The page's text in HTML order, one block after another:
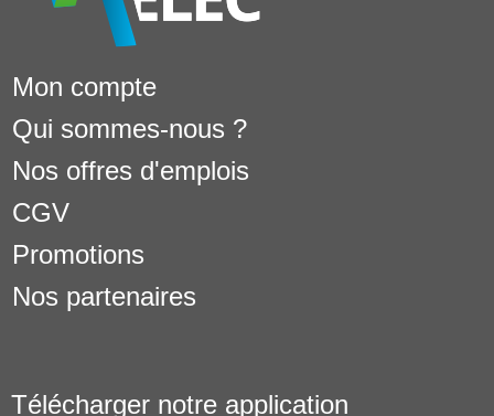
Mon compte
Qui sommes-nous ?
Nos offres d'emplois
CGV
Promotions
Nos partenaires
Télécharger notre application